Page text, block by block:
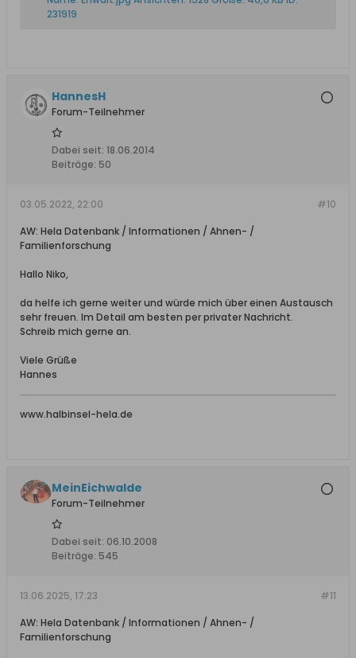
HannesH
Forum-Teilnehmer
Dabei seit: 18.06.2014
Beiträge: 50
#10
03.05.2022, 22:00
AW: Hela Datenbank / Informationen / Ahnen- /
Familienforschung
Hallo Niko,
da helfe ich gerne weiter und würde mich über einen Austausch
sehr freuen. Im Detail am besten per privater Nachricht.
Schreib mich gerne an.
Viele Grüße
Hannes
www.halbinsel-hela.de
MeinEichwalde
Forum-Teilnehmer
Dabei seit: 06.10.2008
Beiträge: 545
#11
13.06.2025, 17:23
AW: Hela Datenbank / Informationen / Ahnen- /
Familienforschung